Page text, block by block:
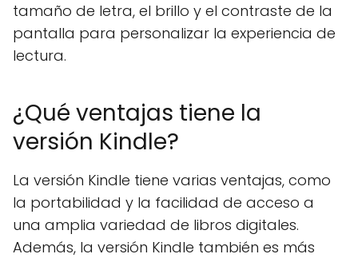
tamaño de letra, el brillo y el contraste de la
pantalla para personalizar la experiencia de
lectura.
¿Qué ventajas tiene la
versión Kindle?
La versión Kindle tiene varias ventajas, como
la portabilidad y la facilidad de acceso a
una amplia variedad de libros digitales.
Además, la versión Kindle también es más